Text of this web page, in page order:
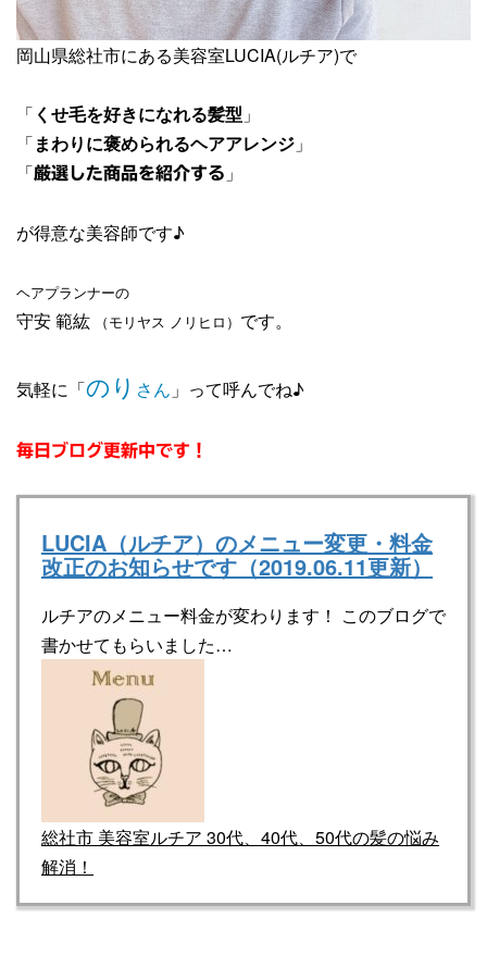
岡山県総社市にある美容室LUCIA(ルチア)で
「 くせ毛を好きになれる髪型 」
「まわりに褒められるヘアアレンジ 」
「厳選した商品を紹介する 」
が得意な美容師です♪
ヘアプランナーの
守安 範紘 （モリヤス ノリヒロ） です。
気軽に「のり さん 」って呼んでね♪
毎日ブログ更新中です！
LUCIA（ルチア）のメニュー変更・料金
改正のお知らせです（2019.06.11更新）
ルチアのメニュー料金が変わります！ このブログで
書かせてもらいました…
総社市 美容室ルチア 30代、40代、50代の髪の悩み
解消！